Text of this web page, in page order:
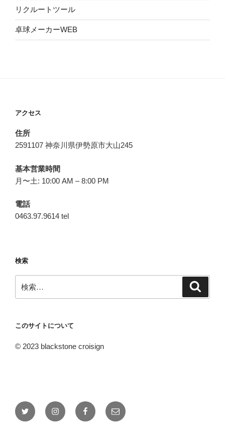
リクルートツール
卓球メーカーWEB
アクセス
住所
2591107 神奈川県伊勢原市大山245
基本営業時間
月〜土: 10:00 AM – 8:00 PM
電話
0463.97.9614 tel
検索
索:
このサイトについて
© 2023 blackstone croisign
Twitter InstagramFacebook
メ
ー